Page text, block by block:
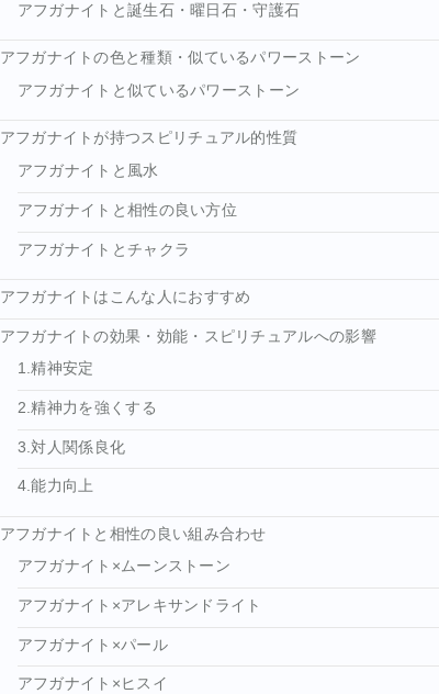
アフガナイトと誕生石・曜日石・守護石
アフガナイトの色と種類・似ているパワーストーン
アフガナイトと似ているパワーストーン
アフガナイトが持つスピリチュアル的性質
アフガナイトと風水
アフガナイトと相性の良い方位
アフガナイトとチャクラ
アフガナイトはこんな人におすすめ
アフガナイトの効果・効能・スピリチュアルへの影響
1.精神安定
2.精神力を強くする
3.対人関係良化
4.能力向上
アフガナイトと相性の良い組み合わせ
アフガナイト×ムーンストーン
アフガナイト×アレキサンドライト
アフガナイト×パール
アフガナイト×ヒスイ